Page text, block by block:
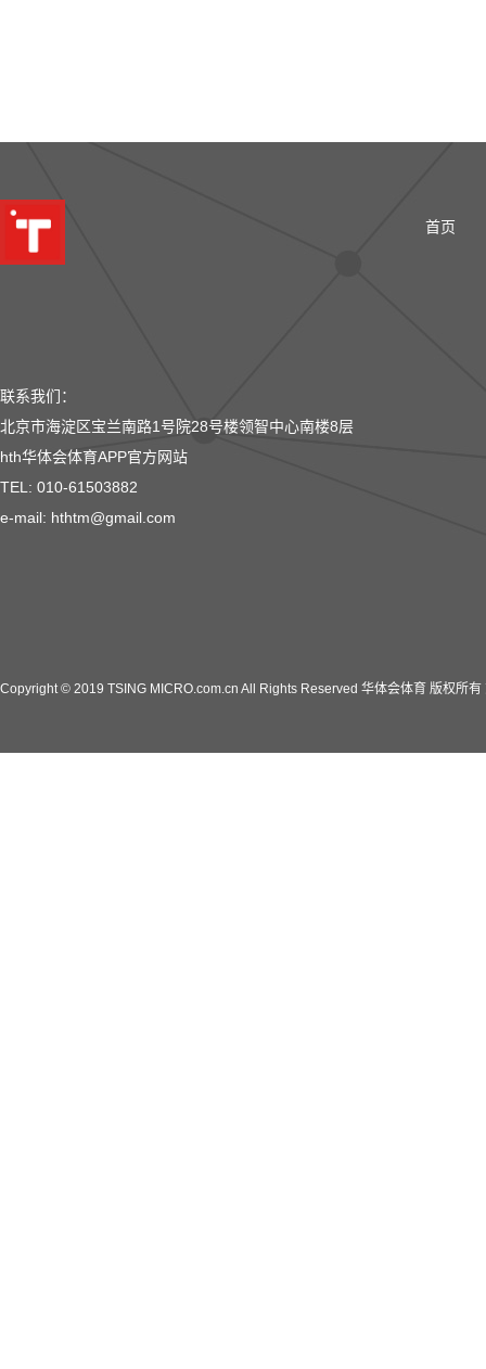
联系我们：
北京市海淀区宝兰南路1号院28号楼领智中心南楼8层
hth华体会体育APP官方网站
TEL: 010-61503882
e-mail: hthtm@gmail.com
首页
Copyright © 2019 TSING MICRO.com.cn All Rights Reserved 华体会体育 版权所有